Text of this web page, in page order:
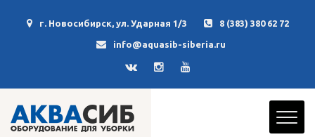
г. Новосибирск, ул. Ударная 1/3 8 (383) 380 62 72
info@aquasib-siberia.ru